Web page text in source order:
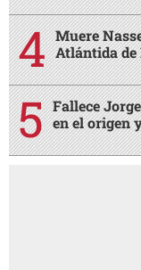
Muere
Atlántida de
Fallece
en el origen